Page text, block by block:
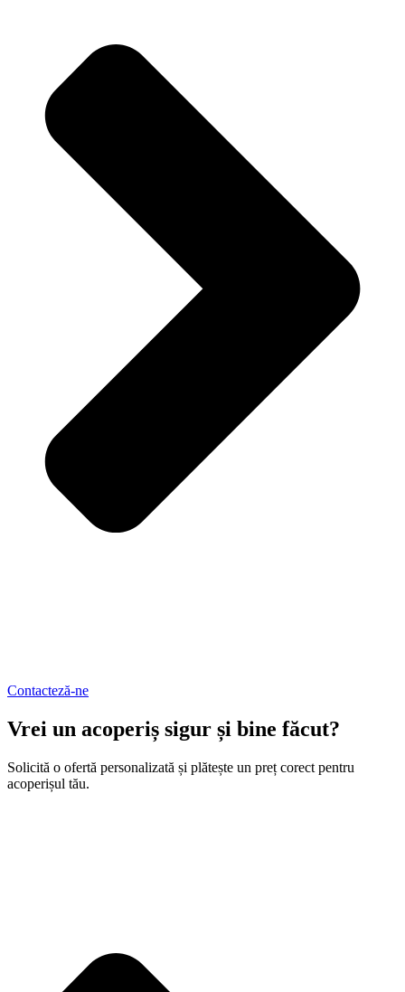
Contacteză-ne
Vrei un acoperiș sigur și bine făcut?
Solicită o ofertă personalizată și plătește un preț corect pentru
acoperișul tău.